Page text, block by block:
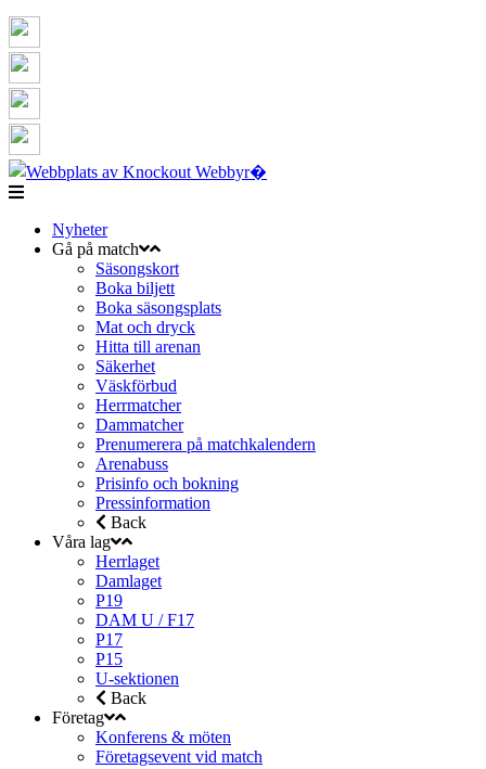
Nyheter
Gå på match
Säsongskort
Boka biljett
Boka säsongsplats
Mat och dryck
Hitta till arenan
Säkerhet
Väskförbud
Herrmatcher
Dammatcher
Prenumerera på matchkalendern
Arenabuss
Prisinfo och bokning
Pressinformation
Back
Våra lag
Herrlaget
Damlaget
P19
DAM U / F17
P17
P15
U-sektionen
Back
Företag
Konferens & möten
Företagsevent vid match